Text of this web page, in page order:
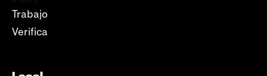
Trabajo
Verifica